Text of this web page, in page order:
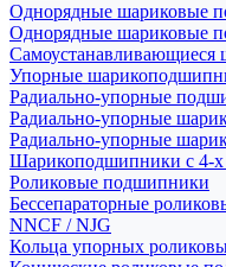
Однорядные шариковые
Однорядные шариковые
Самоустанавливающиеся
Упорные
Радиально-упорные
Радиально-упорные
Радиально-упорные
Шарикоподшипники с 4-х
Роликовые подшипники
Бессепараторные
NNCF / NJG
Кольца упорных